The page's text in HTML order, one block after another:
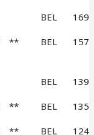
BEL 169
** BEL 157
BEL 139
** BEL 135
** BEL 124